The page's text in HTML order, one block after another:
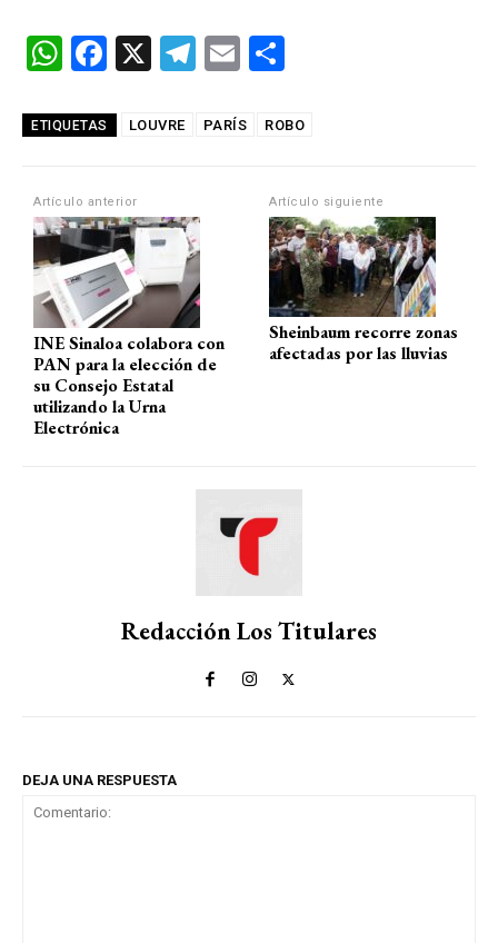
W
at
A
p
p
F
ce
o
o
k
X
T
e
m
E
ail m
ar
tir
ETIQUETAS LOUVRE PARÍS ROBO
Artículo anterior
INE Sinaloa colabora con
PAN para la elección de
su Consejo Estatal
utilizando la Urna
Electrónica
Artículo siguiente
Sheinbaum recorre zonas
afectadas por las lluvias
Redacción Los Titulares
DEJA UNA RESPUESTA